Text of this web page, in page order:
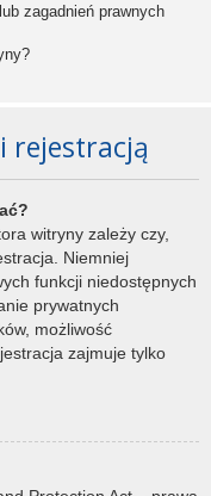
zagadnień prawnych
rejestracją
witryny zależy czy,
Niemniej
funkcji niedostępnych
prywatnych
możliwość
zajmuje tylko